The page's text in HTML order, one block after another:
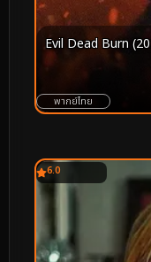
Evil Dead Burn
พากย์ไทย
6.0